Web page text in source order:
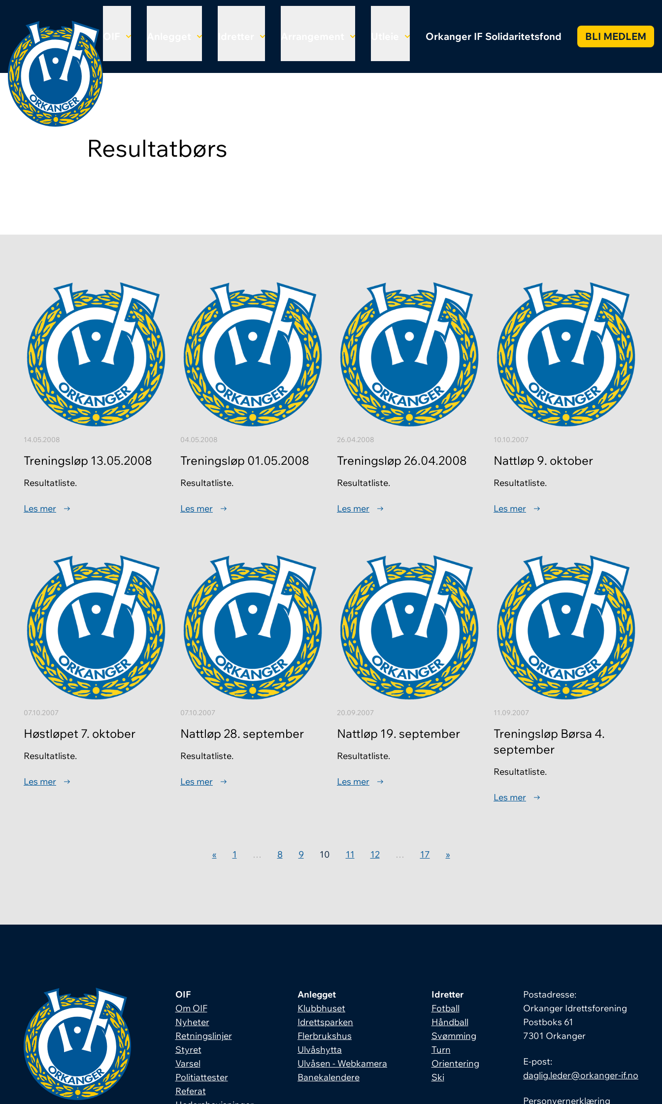
Orkanger IF Solidaritetsfond BLI MEDLEM
Resultatbørs
14.05.2008
Treningsløp 13.05.2008
Resultatliste.
Les mer
04.05.2008
Treningsløp 01.05.2008
Resultatliste.
Les mer
26.04.2008
Treningsløp 26.04.2008
Resultatliste.
Les mer
10.10.2007
Nattløp 9. oktober
Resultatliste.
Les mer
07.10.2007
Høstløpet 7. oktober
Resultatliste.
Les mer
07.10.2007
Nattløp 28. september
Resultatliste.
Les mer
20.09.2007
Nattløp 19. september
Resultatliste.
Les mer
11.09.2007
Treningsløp Børsa 4.
september
Resultatliste.
Les mer
« 1 … 8 9 10 11 12 … 17 »
OIF
Om OIF
Nyheter
Retningslinjer
Styret
Varsel
Politiattester
Referat
Anlegget
Klubbhuset
Idrettsparken
Flerbrukshus
Ulvåshytta
Ulvåsen - Webkamera
Banekalendere
Idretter
Fotball
Håndball
Svømming
Turn
Orientering
Ski
Postadresse:
Orkanger Idrettsforening
Postboks 61
7301 Orkanger
E-post:
daglig.leder@orkanger-if.no
Personvernerklæring